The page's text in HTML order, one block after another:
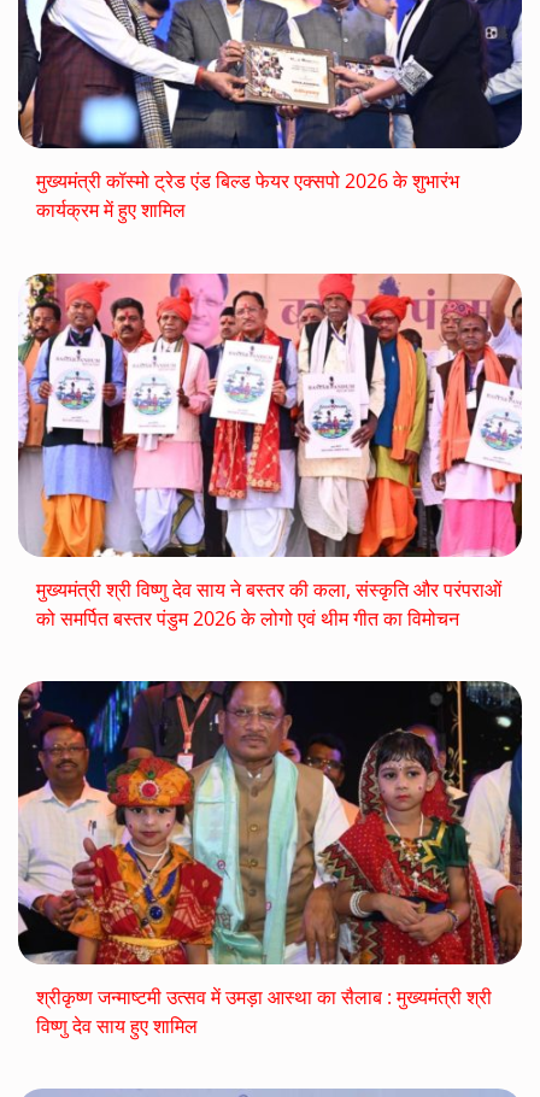
मुख्यमंत्री कॉस्मो ट्रेड एंड बिल्ड फेयर एक्सपो 2026 के शुभारंभ
कार्यक्रम में हुए शामिल
मुख्यमंत्री श्री विष्णु देव साय ने बस्तर की कला, संस्कृति और परंपराओं
को समर्पित बस्तर पंडुम 2026 के लोगो एवं थीम गीत का विमोचन
श्रीकृष्ण जन्माष्टमी उत्सव में उमड़ा आस्था का सैलाब : मुख्यमंत्री श्री
विष्णु देव साय हुए शामिल